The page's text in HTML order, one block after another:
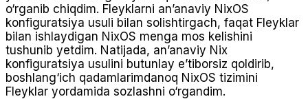
o‘rganib chiqdim. Fleyklarni an’anaviy NixOS
konfiguratsiya usuli bilan solishtirgach, faqat Fleyklar
bilan ishlaydigan NixOS menga mos kelishini
tushunib yetdim. Natijada, an’anaviy Nix
konfiguratsiya usulini butunlay e’tiborsiz qoldirib,
boshlang‘ich qadamlarimdanoq NixOS tizimini
Fleyklar yordamida sozlashni o‘rgandim.